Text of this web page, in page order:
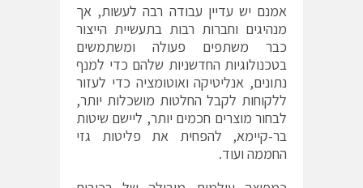
אמנם יש עדיין עבודה רבה לעשות, אך
מנהיגים וחברות רבות בתעשיית הייצור
כבר משתפים פעולה ומשתמשים
בטכנולוגיות החדשניות שלהם כדי למנף
נתונים, אנליטיקה ואוטומציה כדי לעזור
ללקוחות לקבל החלטות מושכלות יותר,
לבחור מוצרים חכמים יותר, ליישם שיטות
בר-קיימא, להפחית את פליטות גזי
החממה ועוד.